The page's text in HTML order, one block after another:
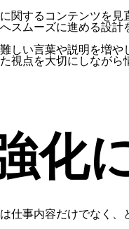
関するコンテンツを
スムーズに進める設計
しい言葉や説明を増
視点を大切にしながら
化
仕事内容だけでなく